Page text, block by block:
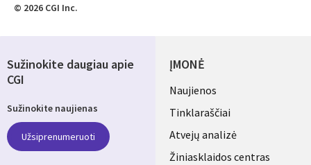
© 2026 CGI Inc.
ĮMONĖ
Useful
links
LITHUANIA
Naujienos
Tinklaraščiai
Atvejų analizė
Žiniasklaidos centras
Sužinokite daugiau apie
CGI
Sužinokite naujienas
Užsiprenumeruoti